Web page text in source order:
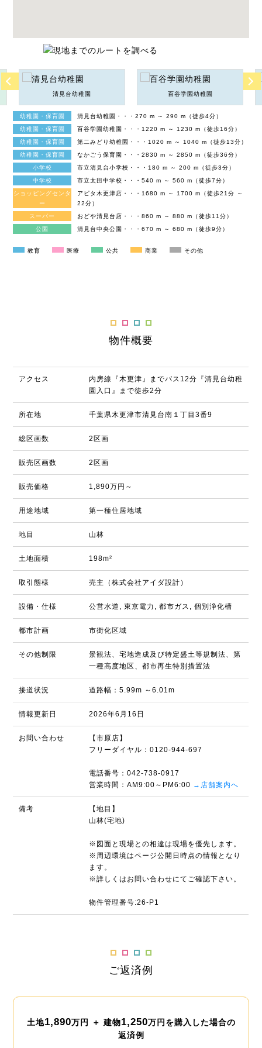
清見台幼稚園 百谷学園幼稚園
幼稚園・保育園
清見台幼稚園・・・270 m ～ 290 m（徒歩4分）
幼稚園・保育園
百谷学園幼稚園・・・1220 m ～ 1230 m（徒歩16分）
幼稚園・保育園
第二みどり幼稚園・・・1020 m ～ 1040 m（徒歩13分）
幼稚園・保育園
なかごう保育園・・・2830 m ～ 2850 m（徒歩36分）
小学校
市立清見台小学校・・・180 m ～ 200 m（徒歩3分）
中学校
市立太田中学校・・・540 m ～ 560 m（徒歩7分）
ショッピングセンタ
ー
アピタ木更津店・・・1680 m ～ 1700 m（徒歩21分 ～
22分）
スーパー
おどや清見台店・・・860 m ～ 880 m（徒歩11分）
公園
清見台中央公園・・・670 m ～ 680 m（徒歩9分）
教育 医療 公共 商業 その他
物件概要
アクセス
内房線『木更津』までバス12分『清見台幼稚
園入口』まで徒歩2分
所在地 千葉県木更津市清見台南１丁目3番9
総区画数 2区画
販売区画数 2区画
販売価格 1,890万円～
用途地域 第一種住居地域
地目 山林
土地面積 198m²
取引態様 売主（株式会社アイダ設計）
設備・仕様 公営水道, 東京電力, 都市ガス, 個別浄化槽
都市計画 市街化区域
その他制限
景観法、宅地造成及び特定盛土等規制法、第
一種高度地区、都市再生特別措置法
接道状況 道路幅：5.99m ～6.01m
情報更新日 2026年6月16日
お問い合わせ
【市原店】
フリーダイヤル：0120-944-697
電話番号：042-738-0917
営業時間：AM9:00～PM6:00 →店舗案内へ
備考
【地目】
山林(宅地)
※図面と現場との相違は現場を優先します。
※周辺環境はページ公開日時点の情報となり
ます。
※詳しくはお問い合わせにてご確認下さい。
物件管理番号:26-P1
ご返済例
土地1,890万円 ＋ 建物1,250万円を購入した場合の
返済例